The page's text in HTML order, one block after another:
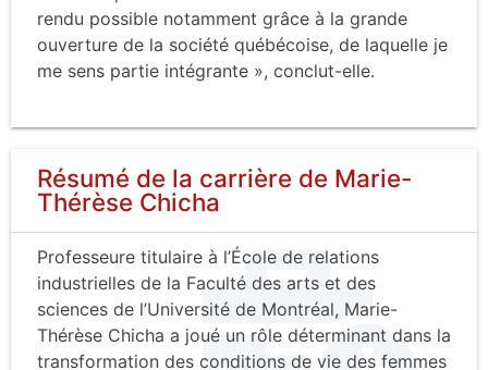
rendu possible notamment grâce à la grande
ouverture de la société québécoise, de laquelle je
me sens partie intégrante », conclut-elle.
Résumé de la carrière de Marie-
Thérèse Chicha
Professeure titulaire à l’École de relations
industrielles de la Faculté des arts et des
sciences de l’Université de Montréal, Marie-
Thérèse Chicha a joué un rôle déterminant dans la
transformation des conditions de vie des femmes